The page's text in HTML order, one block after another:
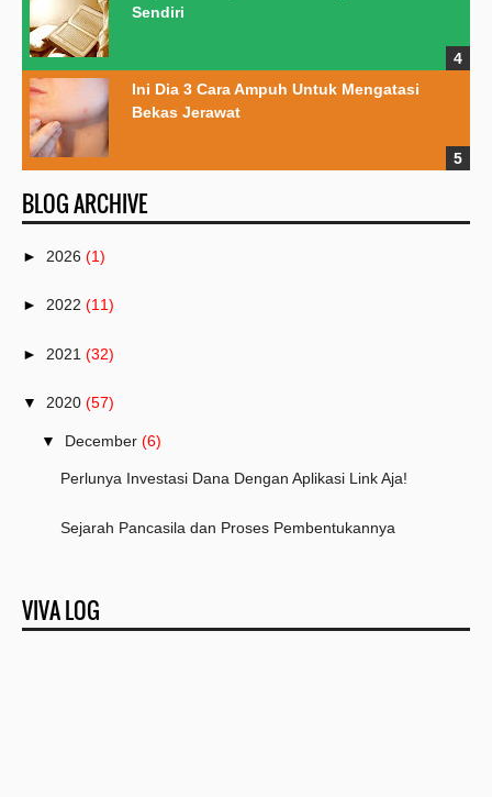
Sendiri
Ini Dia 3 Cara Ampuh Untuk Mengatasi
Bekas Jerawat
BLOG ARCHIVE
► 2026 (1)
► 2022 (11)
► 2021 (32)
▼ 2020 (57)
▼ December (6)
Perlunya Investasi Dana Dengan Aplikasi Link Aja!
Sejarah Pancasila dan Proses Pembentukannya
Nama Bayi Perempuan Modern Awalan Huruf Abjad Akhir
VIVA LOG